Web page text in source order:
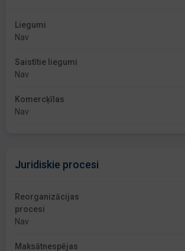
Liegumi
Nav
Saistītie liegumi
Nav
Komercķīlas
Nav
Juridiskie procesi
Reorganizācijas
procesi
Nav
Maksātnespējas